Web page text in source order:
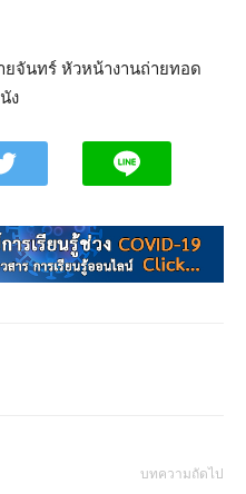
ยจันทร์ หัวหน้างานถ่ายทอด
ง
บทความถัดไป